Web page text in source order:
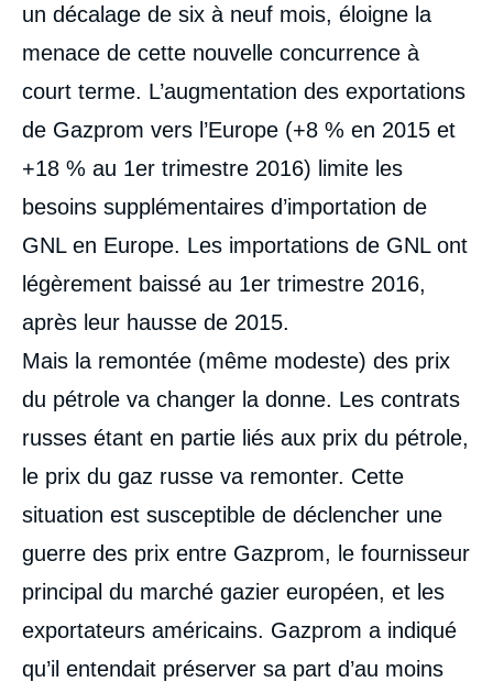
un décalage de six à neuf mois, éloigne la
menace de cette nouvelle concurrence à
court terme. L’augmentation des exportations
de Gazprom vers l’Europe (+8 % en 2015 et
+18 % au 1er trimestre 2016) limite les
besoins supplémentaires d’importation de
GNL en Europe. Les importations de GNL ont
légèrement baissé au 1er trimestre 2016,
après leur hausse de 2015.
Mais la remontée (même modeste) des prix
du pétrole va changer la donne. Les contrats
russes étant en partie liés aux prix du pétrole,
le prix du gaz russe va remonter. Cette
situation est susceptible de déclencher une
guerre des prix entre Gazprom, le fournisseur
principal du marché gazier européen, et les
exportateurs américains. Gazprom a indiqué
qu’il entendait préserver sa part d’au moins
couverture
la
Sylvie CORNOT-GANDOLPHE, « Les
de nouvelles règles du jeu sur l’échiquier
européen », Études, Ifri, 30 juin 2016.
Copier